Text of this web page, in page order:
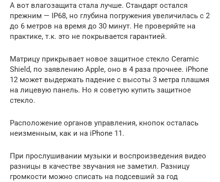
А вот влагозащита стала лучше. Стандарт остался
прежним — IP68, но глубина погружения увеличилась с 2
до 6 метров на время до 30 минут. Не проверяйте на
практике, т.к. это не покрывается гарантией.
Матрицу прикрывает новое защитное стекло Ceramic
Shield, по заявлению Apple, оно в 4 раза прочнее. iPhone
12 может выдержать падение с высоты 3 метра плашмя
на лицевую панель. Но я советую купить защитное
стекло.
Расположение органов управления, кнопок осталась
неизменным, как и на iPhone 11.
При прослушивании музыки и воспроизведения видео
разницы в качестве звучания не заметил. Разницу
громкости можно списать на подсевший за год